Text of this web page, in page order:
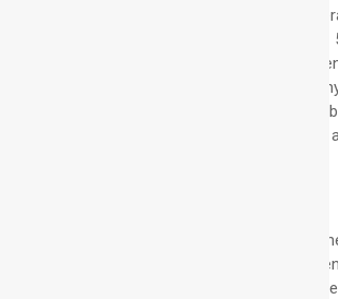
Prianto memberikan contoh konkret
negara sumber memotong PPh sebesar
income senilai USD 1 juta, dan penerima
membayar PPh badan 1% di negara
masih berhak memotong PPh tambahan
sebesar 3% dari USD 1 juta. Perhitungannya
,
komitmennya dalam upaya global
perpajakan yang lebih adil. Namun, Prianto